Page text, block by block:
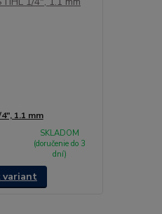
1.1 mm
SKLADOM
(doručenie do 3
dní)
variant